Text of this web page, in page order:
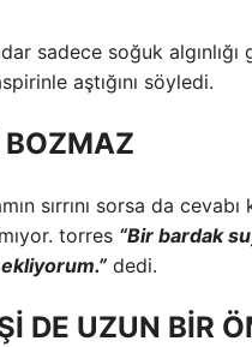
sadece soğuk
aştığını söyledi.
sırrını sorsa da
torres “Bir bardak
dedi.
DE UZUN BİR